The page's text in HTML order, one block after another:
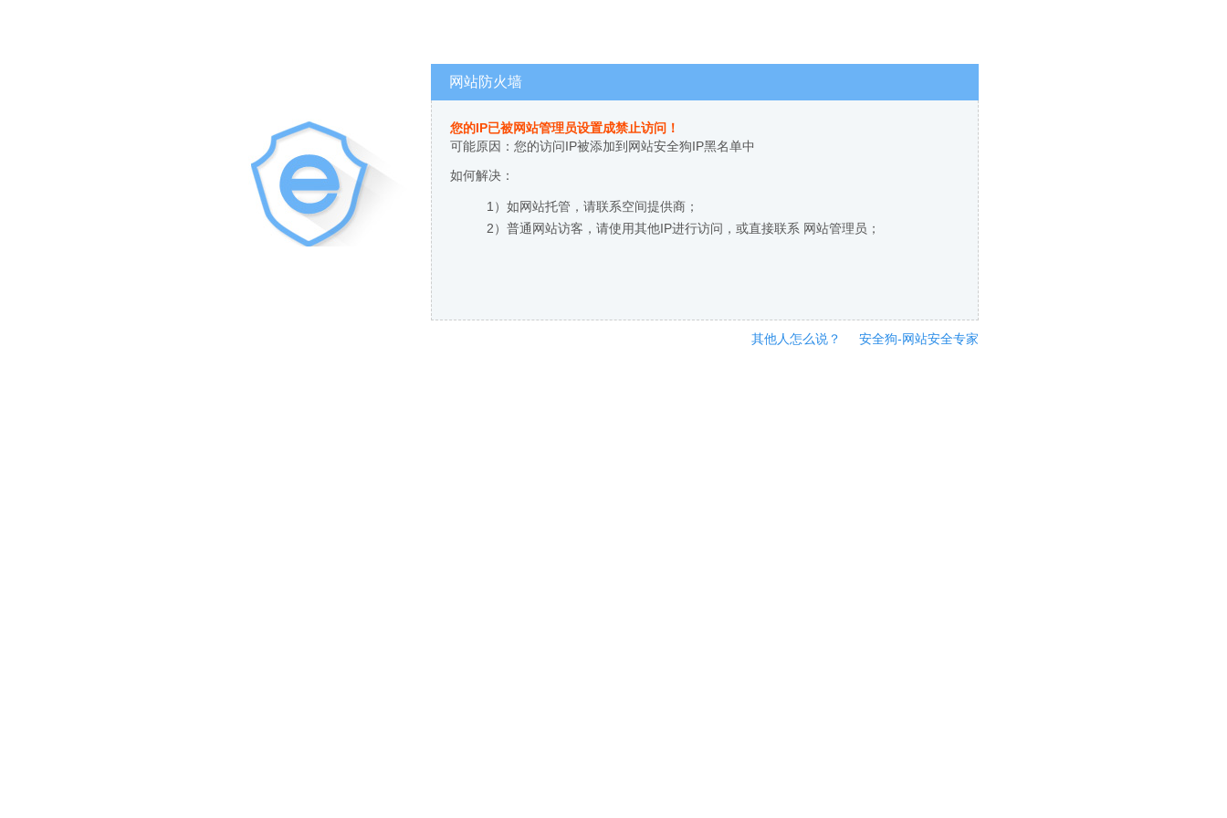
网站防火墙
您的IP已被网站管理员设置成禁止访问！
可能原因：您的访问IP被添加到网站安全狗IP黑名单中
如何解决：
1）如网站托管，请联系空间提供商；
2）普通网站访客，请使用其他IP进行访问，或直接联系 网站管理员；
其他人怎么说？ 安全狗-网站安全专家